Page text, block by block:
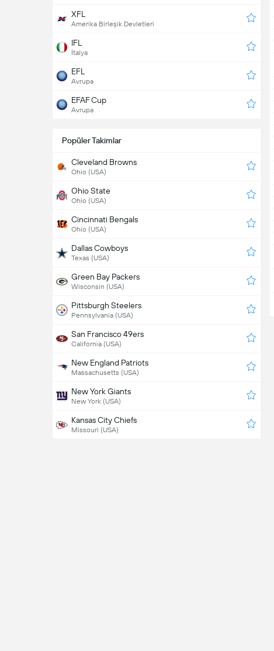
XFL
Amerika Birleşik Devletleri
IFL
İtalya
EFL
Avrupa
EFAF Cup
Avrupa
Popüler Takimlar
Cleveland Browns
Ohio (USA)
Ohio State
Ohio (USA)
Cincinnati Bengals
Ohio (USA)
Dallas Cowboys
Texas (USA)
Green Bay Packers
Wisconsin (USA)
Pittsburgh Steelers
Pennsylvania (USA)
San Francisco 49ers
California (USA)
New England Patriots
Massachusetts (USA)
New York Giants
New York (USA)
Kansas City Chiefs
Missouri (USA)